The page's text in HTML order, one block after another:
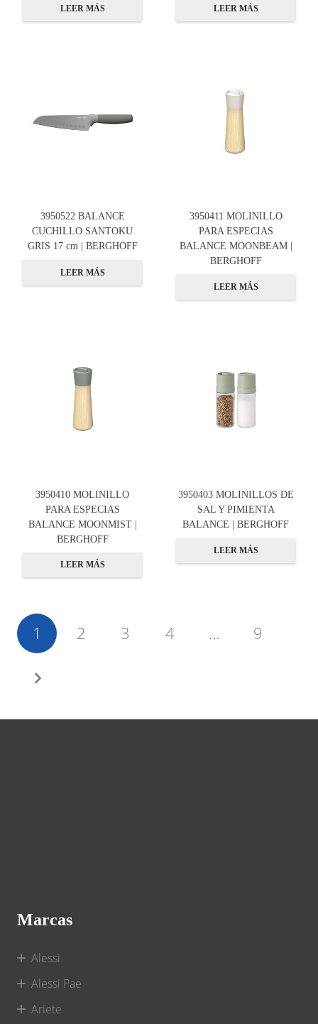
LEER MÁS LEER MÁS
3950522 BALANCE
CUCHILLO SANTOKU
GRIS 17 cm | BERGHOFF
LEER MÁS
3950411 MOLINILLO
PARA ESPECIAS
BALANCE MOONBEAM |
BERGHOFF
LEER MÁS
3950410 MOLINILLO
PARA ESPECIAS
BALANCE MOONMIST |
BERGHOFF
LEER MÁS
3950403 MOLINILLOS DE
SAL Y PIMIENTA
BALANCE | BERGHOFF
LEER MÁS
1 2 3 4 … 9
Marcas
Alessi
Alessi Pae
Ariete